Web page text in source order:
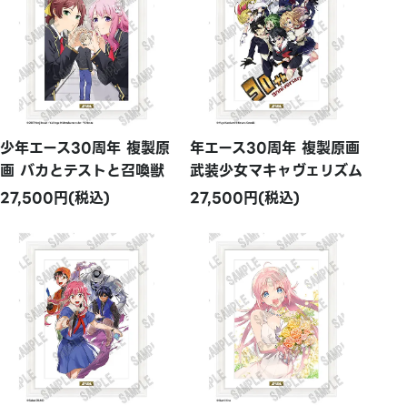
少年エース30周年 複製原
画 バカとテストと召喚獣
27,500円(税込)
年エース30周年 複製原画
武装少女マキャヴェリズム
27,500円(税込)